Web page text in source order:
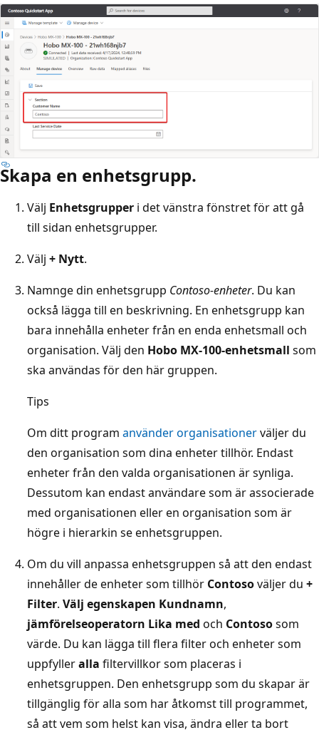
Skapa en enhetsgrupp.
Välj Enhetsgrupper i det vänstra fönstret för att gå
till sidan enhetsgrupper.
Välj + Nytt.
Namnge din enhetsgrupp Contoso-enheter. Du kan
också lägga till en beskrivning. En enhetsgrupp kan
bara innehålla enheter från en enda enhetsmall och
organisation. Välj den Hobo MX-100-enhetsmall som
ska användas för den här gruppen.
Tips
Om ditt program använder organisationerväljer du
den organisation som dina enheter tillhör. Endast
enheter från den valda organisationen är synliga.
Dessutom kan endast användare som är associerade
med organisationen eller en organisation som är
högre i hierarkin se enhetsgruppen.
Om du vill anpassa enhetsgruppen så att den endast
innehåller de enheter som tillhör Contosoväljer du +
Filter. Välj egenskapen Kundnamn,
jämförelseoperatorn Lika med och Contososom
värde. Du kan lägga till flera filter och enheter som
uppfylleralla filtervillkor som placeras i
enhetsgruppen. Den enhetsgrupp som du skapar är
tillgänglig för alla som har åtkomst till programmet,
så att vem som helst kan visa, ändra eller ta bort